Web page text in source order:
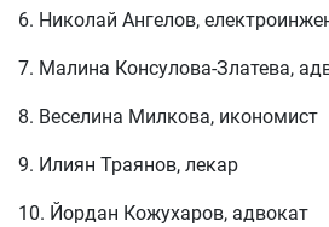
6. Николай Ангелов,
7. Малина Консулова-Златева,
8. Веселина Милкова, икономист
9. Илиян Траянов, лекар
10. Йордан Кожухаров, адвокат